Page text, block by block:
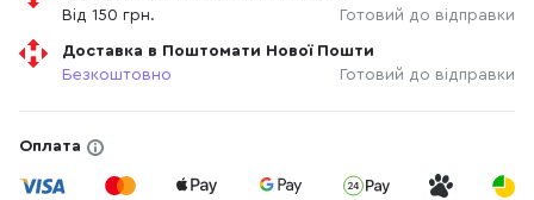
Від 150 грн.
Готовий до відправки
Доставка в Поштомати Нової Пошти
Безкоштовно
Готовий до відправки
Оплата